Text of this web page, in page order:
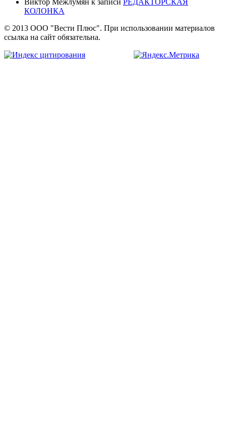
Виктор Межлумян к записи РЕДАКТОРСКАЯ
КОЛОНКА
© 2013 ООО "Вести Плюс". При использовании материалов
ссылка на сайт обязательна.